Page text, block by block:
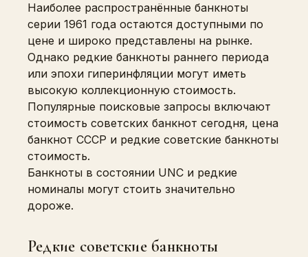
Наиболее распространённые банкноты
серии 1961 года остаются доступными по
цене и широко представлены на рынке.
Однако редкие банкноты раннего периода
или эпохи гиперинфляции могут иметь
высокую коллекционную стоимость.
Популярные поисковые запросы включают
стоимость советских банкнот сегодня, цена
банкнот СССР и редкие советские банкноты
стоимость.
Банкноты в состоянии UNC и редкие
номиналы могут стоить значительно
дороже.
Редкие советские банкноты